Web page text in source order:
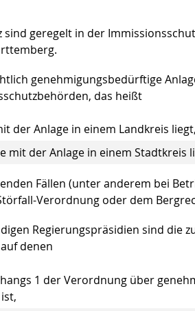
geregelt in der
genehmigungsbedürftige
das heißt
der Anlage in einem Landkreis liegt,
mit der Anlage in einem Stadtkreis
Fällen (unter anderem bei
Verordnung oder dem
Regierungspräsidien sind die
denen
1 der Verordnung über